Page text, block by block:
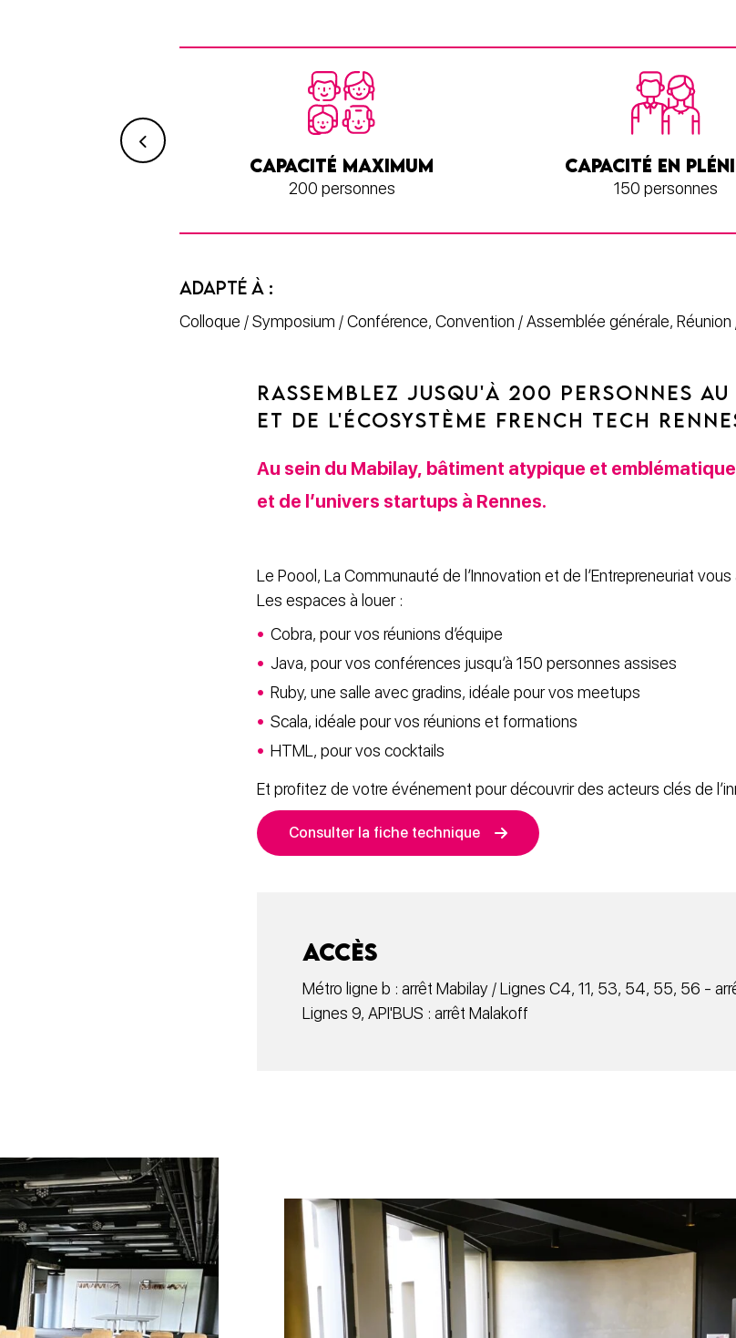
CAPACITÉ MAXIMUM
200 personnes
CAPACITÉ EN
150 personnes
ADAPTÉ À :
Colloque / Symposium / Conférence, Convention / Assemblée générale, Réunion
RASSEMBLEZ JUSQU'À 200 PERSONNES
ET DE L'ÉCOSYSTÈME FRENCH TECH
Au sein du Mabilay, bâtiment atypique et
et de l’univers startups à Rennes.
Le Poool, La Communauté de l’Innovation et de l’Entrepreneuriat
Les espaces à louer :
Cobra, pour vos réunions d’équipe
Java, pour vos conférences jusqu’à 150 personnes assises
Ruby, une salle avec gradins, idéale pour vos meetups
Scala, idéale pour vos réunions et formations
HTML, pour vos cocktails
Et profitez de votre événement pour découvrir des acteurs clés de
Consulter la fiche technique
Accès
Métro ligne b : arrêt Mabilay / Lignes C4, 11, 53, 54, 55, 56 -
Lignes 9, API'BUS : arrêt Malakoff